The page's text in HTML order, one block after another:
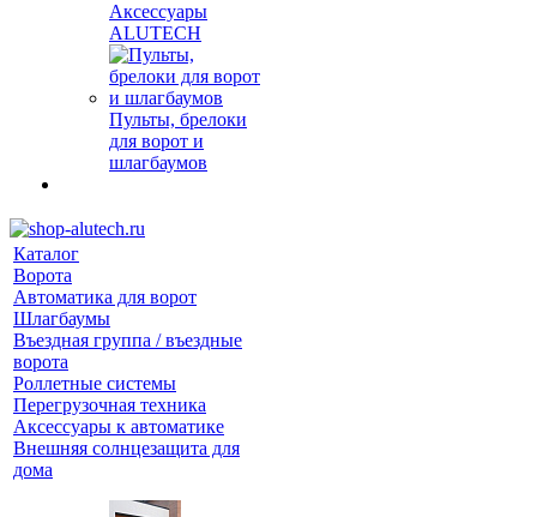
Аксессуары
ALUTECH
Пульты, брелоки
для ворот и
шлагбаумов
Каталог
Ворота
Автоматика для ворот
Шлагбаумы
Въездная группа / въездные
ворота
Роллетные системы
Перегрузочная техника
Аксессуары к автоматике
Внешняя солнцезащита для
дома